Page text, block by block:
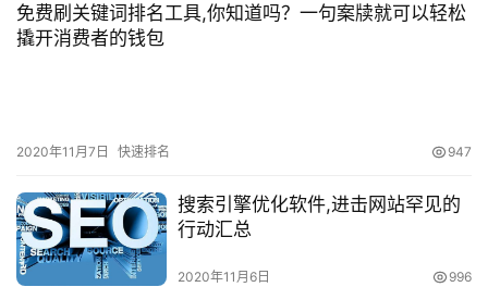
免费刷关键词排名工具,你知道吗？一句案牍就可以轻松
撬开消费者的钱包
2020年11月7日 快速排名 947
搜索引擎优化软件,进击网站罕见的
行动汇总
2020年11月6日 996